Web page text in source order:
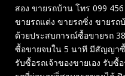
สอง ขายรถบ้าน โทร 099
ขายรถแต่ง ขายรถซิ่ง ขายรถ
ด้วยประสบการณ์ซื้อขายรถ
ซื้อขายจบใน 5 นาที มีสัญญา
รับซื้อรถเจ้าของขายเอง รับซื้